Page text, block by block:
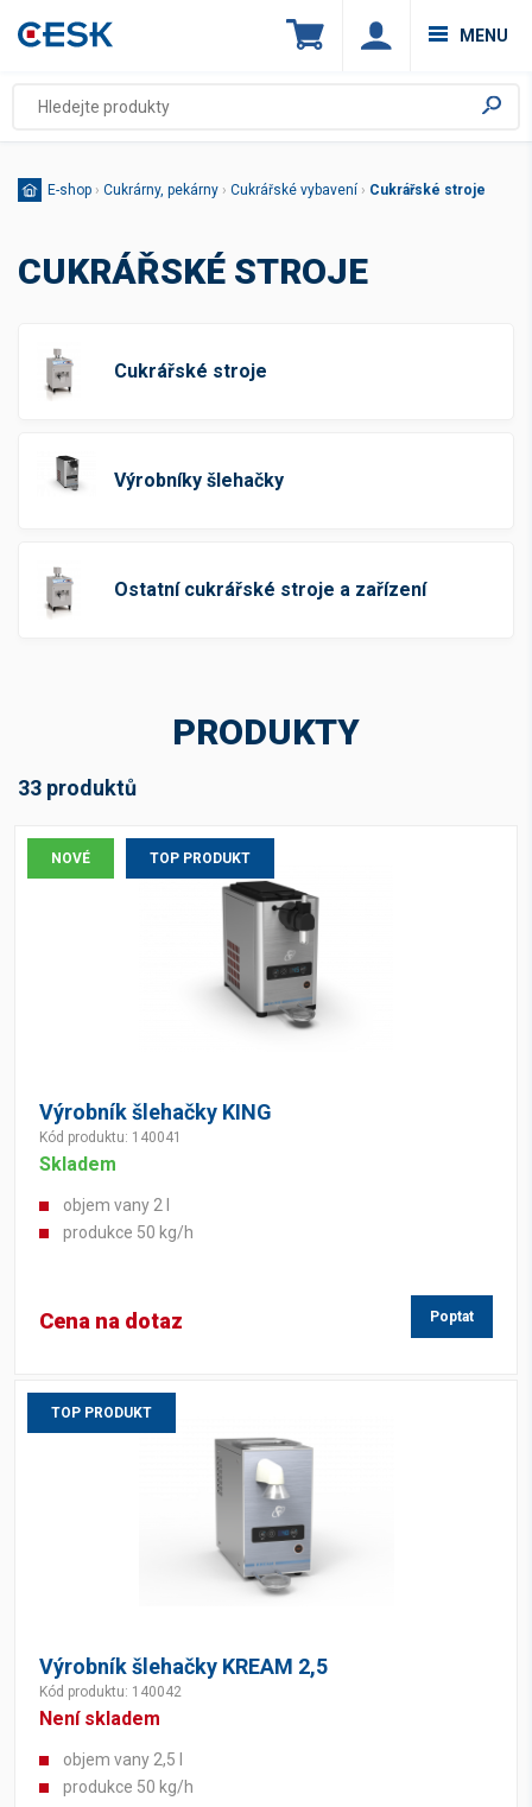
MENU
E-shop › Cukrárny, pekárny › Cukrářské vybavení › Cukrářské stroje
CUKRÁŘSKÉ STROJE
Cukrářské stroje
Výrobníky šlehačky
Ostatní cukrářské stroje a zařízení
PRODUKTY
33 produktů
NOVÉ TOP PRODUKT
Výrobník šlehačky KING
Kód produktu: 140041
Skladem
objem vany 2 l
produkce 50 kg/h
Cena na dotaz Poptat
TOP PRODUKT
Výrobník šlehačky KREAM 2,5
Kód produktu: 140042
Není skladem
objem vany 2,5 l
produkce 50 kg/h